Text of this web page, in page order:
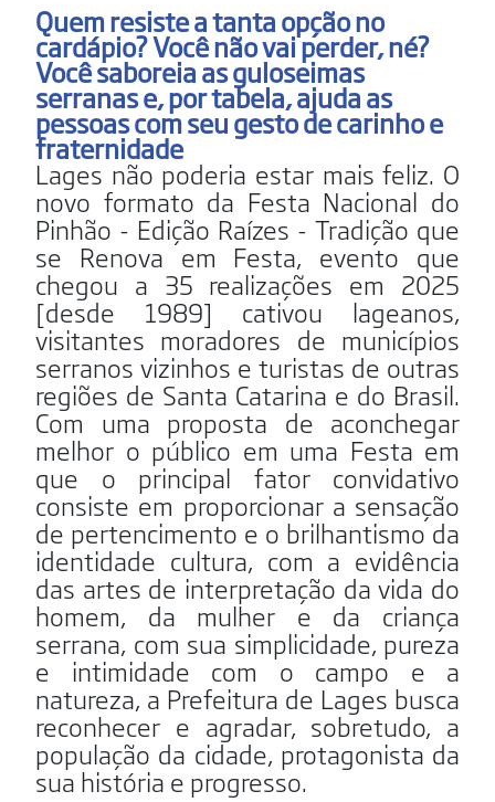
Quem resiste a tanta opção no
cardápio? Você não vai perder, né?
Você saboreia as guloseimas
serranas e, por tabela, ajuda as
pessoas com seu gesto de carinho e
fraternidade
Lages não poderia estar mais feliz. O
novo formato da Festa Nacional do
Pinhão - Edição Raízes - Tradição que
se Renova em Festa, evento que
chegou a 35 realizações em 2025
[desde 1989] cativou lageanos,
visitantes moradores de municípios
serranos vizinhos e turistas de outras
regiões de Santa Catarina e do Brasil.
Com uma proposta de aconchegar
melhor o público em uma Festa em
que o principal fator convidativo
consiste em proporcionar a sensação
de pertencimento e o brilhantismo da
identidade cultura, com a evidência
das artes de interpretação da vida do
homem, da mulher e da criança
serrana, com sua simplicidade, pureza
e intimidade com o campo e a
natureza, a Prefeitura de Lages busca
reconhecer e agradar, sobretudo, a
população da cidade, protagonista da
sua história e progresso.